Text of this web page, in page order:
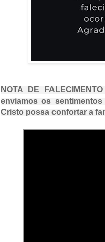
NOTA DE
enviamos os
Cristo possa confortar a